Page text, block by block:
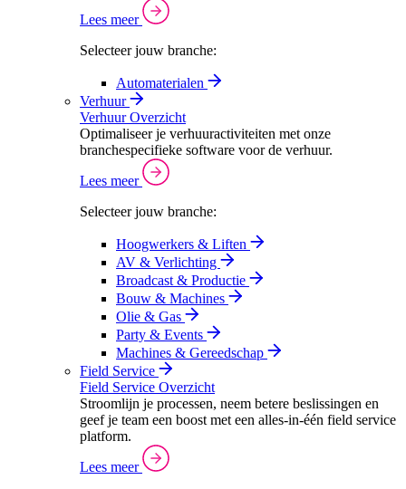
Lees meer
Selecteer jouw branche:
Automaterialen
Verhuur
Verhuur Overzicht
Optimaliseer je verhuuractiviteiten met onze
branchespecifieke software voor de verhuur.
Lees meer
Selecteer jouw branche:
Hoogwerkers & Liften
AV & Verlichting
Broadcast & Productie
Bouw & Machines
Olie & Gas
Party & Events
Machines & Gereedschap
Field Service
Field Service Overzicht
Stroomlijn je processen, neem betere beslissingen en
geef je team een boost met een alles-in-één field service
platform.
Lees meer